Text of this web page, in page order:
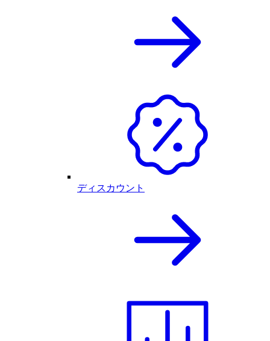
ディスカウント